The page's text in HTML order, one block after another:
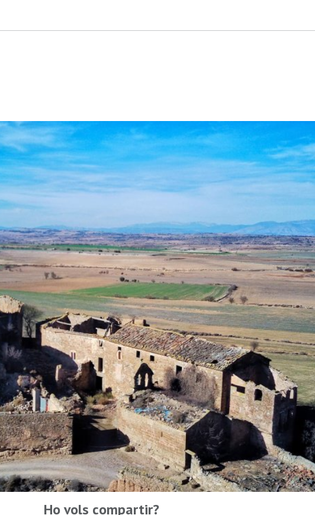
Ho vols compartir?